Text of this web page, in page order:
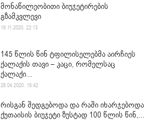
მონაწილეობითი ბიუჯეტირების
გზამკვლევი
19.11.2020. 22:13
145 წლის წინ ტფილისელებმა აირჩიეს
ქალაქის თავი – კაცი, რომელსაც
ქალაქი...
28.04.2020. 15:42
რისგან შედგებოდა და რაში იხარჯებოდა
ქუთაისის ბიუჯეტი ზუსტად 100 წლის წინ,...